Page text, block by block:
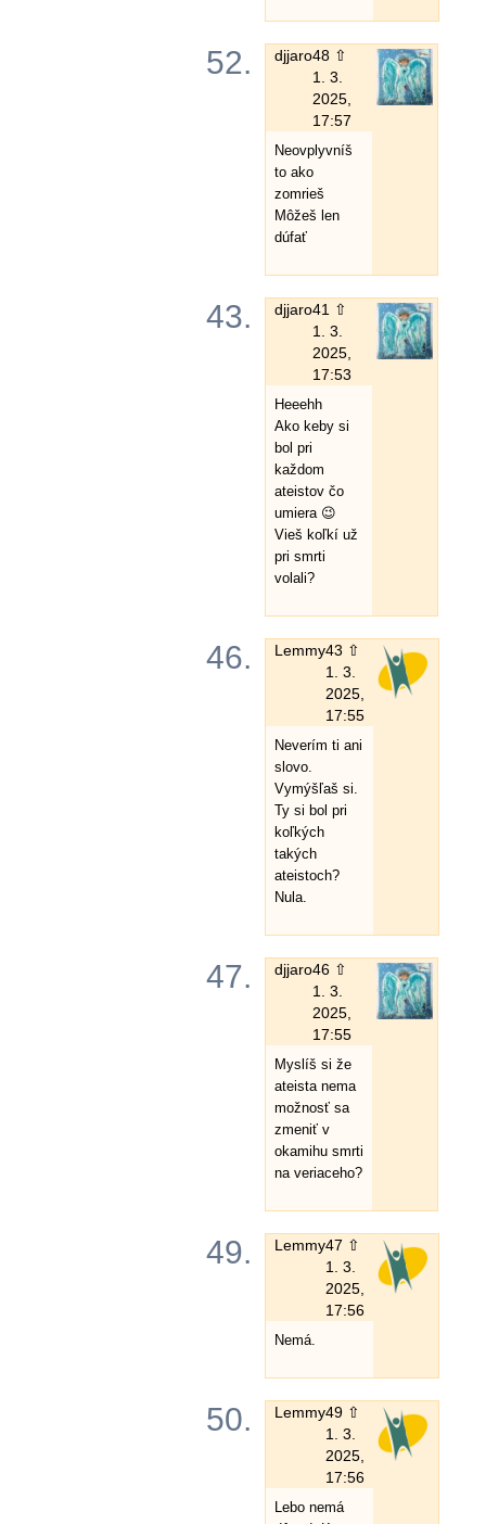
52. djjaro48 ⇧
1. 3.
2025,
17:57
Neovplyvníš
to ako
zomrieš
Môžeš len
dúfať
43. djjaro41 ⇧
1. 3.
2025,
17:53
Heeehh
Ako keby si
bol pri
každom
ateistov čo
umiera 😉
Vieš koľkí už
pri smrti
volali?
46. Lemmy43 ⇧
1. 3.
2025,
17:55
Neverím ti ani
slovo.
Vymýšľaš si.
Ty si bol pri
koľkých
takých
ateistoch?
Nula.
47. djjaro46 ⇧
1. 3.
2025,
17:55
Myslíš si že
ateista nema
možnosť sa
zmeniť v
okamihu smrti
na veriaceho?
49. Lemmy47 ⇧
1. 3.
2025,
17:56
Nemá.
50. Lemmy49 ⇧
1. 3.
2025,
17:56
Lebo nemá